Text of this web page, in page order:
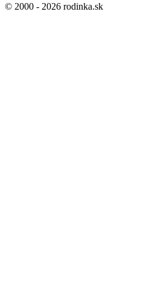
© 2000 - 2026 rodinka.sk